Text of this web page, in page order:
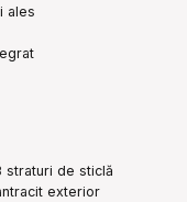
ales
straturi de sticlă
exterior